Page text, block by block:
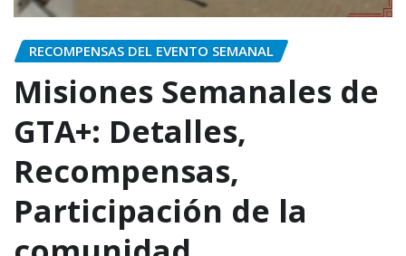
RECOMPENSAS DEL EVENTO SEMANAL
Misiones Semanales de
GTA+: Detalles,
Recompensas,
Participación de la